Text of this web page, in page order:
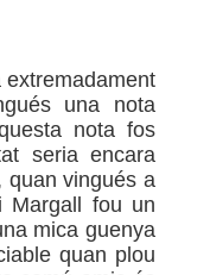
una nota
nota fos
seria encara
quan vingués a
Margall fou un
mica guenya
quan plou